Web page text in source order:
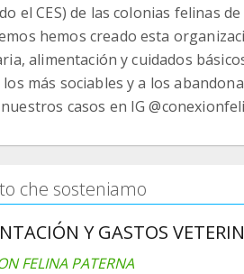
el CES) de las colonias felinas
hemos creado esta
alimentación y cuidados
más sociables y a los
casos en IG
che sosteniamo
Y GASTOS
FELINA PATERNA